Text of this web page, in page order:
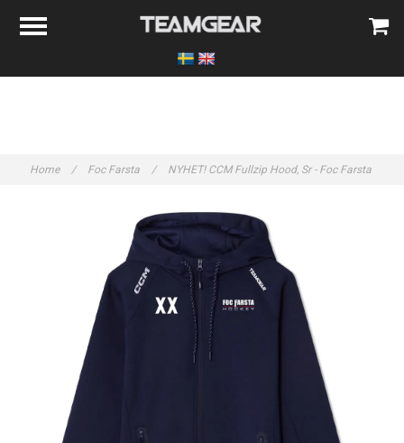
Home / Foc Farsta / NYHET! CCM Fullzip Hood, Sr - Foc Farsta